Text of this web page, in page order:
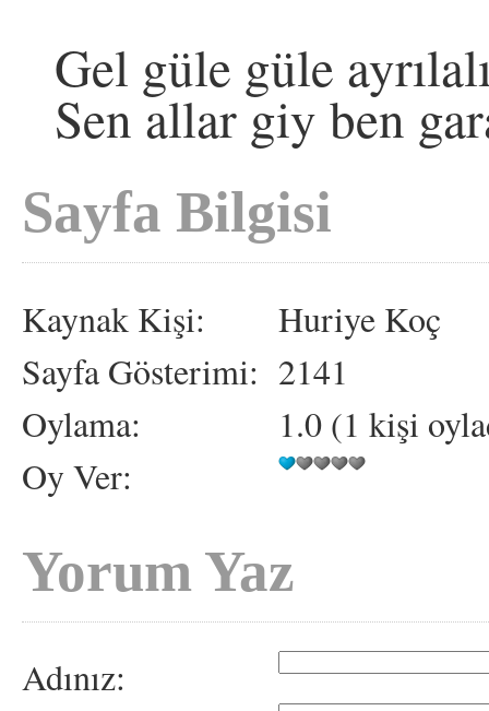
Gel güle güle
Sen allar giy ben
Sayfa Bilgisi
Kaynak Kişi:
Huriye Koç
Sayfa Gösterimi: 2141
Oylama:
1.0 (1 kişi
Oy Ver:
Yorum Yaz
Adınız: